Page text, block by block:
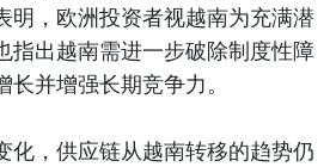
明，欧洲投资者视越南为充满潜
指出越南需进一步破除制度性障
并增强长期竞争力。
化，供应链从越南转移的趋势仍